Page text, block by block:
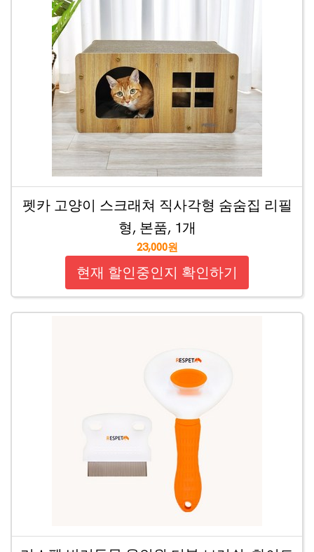
펫카 고양이 스크래쳐 직사각형 숨숨집 리필
형, 본품, 1개
23,000원
현재 할인중인지 확인하기